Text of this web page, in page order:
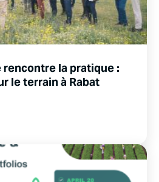
rencontre la pratique :
le terrain à Rabat